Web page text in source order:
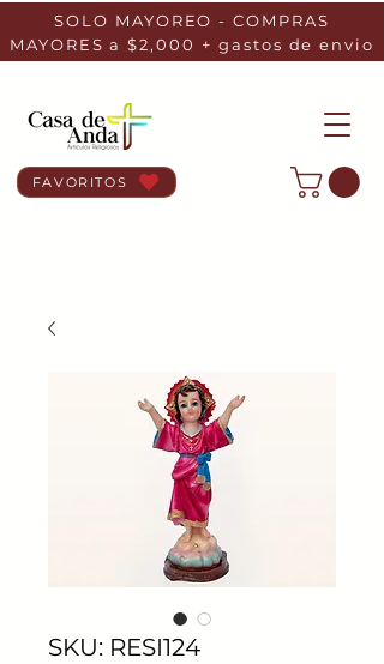
SOLO MAYOREO - COMPRAS
MAYORES a $2,000 + gastos de envio
FAVORITOS
SKU: RESI124